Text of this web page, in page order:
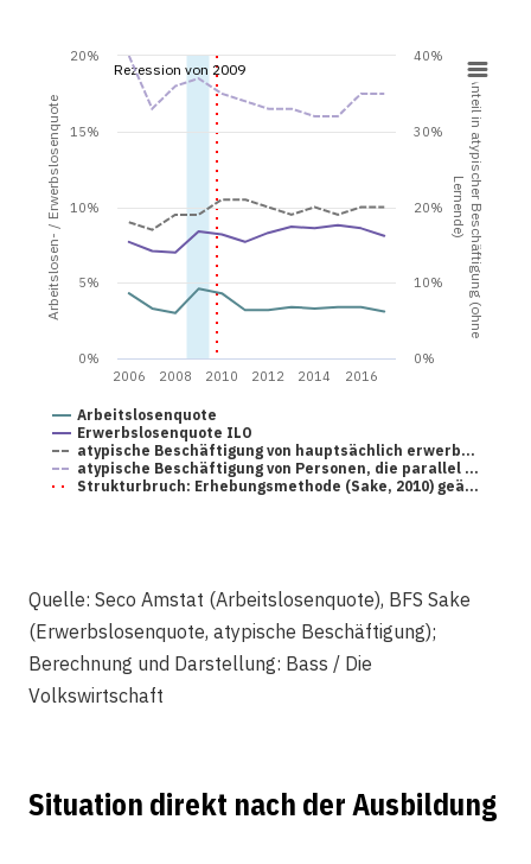
Rezession von 2009
Arbeitslosen- / Erwerbslosenquote Anteil in atypischer Beschäftigung (ohne
Lernende)
Arbeitslosenquote
Erwerbslosenquote ILO
atypische Beschäftigung von hauptsächlich erwerb…
atypische Beschäftigung von Personen, die parallel …
Strukturbruch: Erhebungsmethode (Sake, 2010) geä…
2006 2008 2010 2012 2014 2016
0%
5%
10%
15%
20%
0%
10%
20%
30%
40%
Quelle: Seco Amstat (Arbeitslosenquote), BFS Sake
(Erwerbslosenquote, atypische Beschäftigung);
Berechnung und Darstellung: Bass / Die
Volkswirtschaft
Situation direkt nach der Ausbildung